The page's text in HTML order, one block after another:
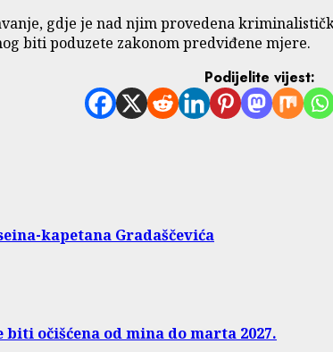
gdje je nad njim provedena
biti poduzete zakonom predviđene mjere.
Podijelite vijest:
kapetana Gradaščevića
očišćena od mina do marta 2027.